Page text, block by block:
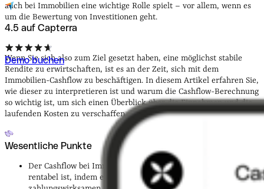
4.5 auf Capterra
Demo buchen
auch bei Immobilien eine wichtige Rolle spielt – vor allem, wenn es
um die Bewertung von Investitionen geht.
Wenn Sie sich also zum Ziel gesetzt haben, eine möglichst stabile
Rendite zu erwirtschaften, ist es an der Zeit, sich mit dem
Immobilien-Cashflow zu beschäftigen. In diesem Artikel erfahren Sie,
wie dieser zu interpretieren ist und warum die Cashflow-Berechnung
so wichtig ist, um sich einen Überblick über die Einnahmen und die
laufenden Kosten zu verschaffen.
Wesentliche Punkte
Der Cashflow bei Immobilien zeigt Ihnen, ob Ihre Investition
rentabel ist, indem er die Differenz zwischen allen